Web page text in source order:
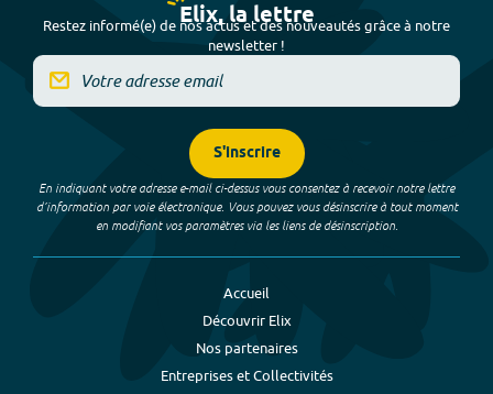
Elix, la lettre
Restez informé(e) de nos actus et des nouveautés grâce à notre
newsletter !
S'inscrire
En indiquant votre adresse e-mail ci-dessus vous consentez à recevoir notre lettre
d’information par voie électronique. Vous pouvez vous désinscrire à tout moment
en modifiant vos paramètres via les liens de désinscription.
Accueil
Découvrir Elix
Nos partenaires
Entreprises et Collectivités